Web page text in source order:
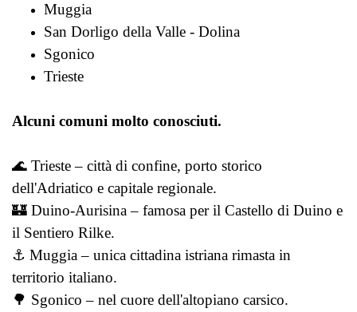
Muggia
San Dorligo della Valle - Dolina
Sgonico
Trieste
Alcuni comuni molto conosciuti.
🌊 Trieste – città di confine, porto storico
dell'Adriatico e capitale regionale.
🏰 Duino-Aurisina – famosa per il Castello di Duino e
il Sentiero Rilke.
⚓ Muggia – unica cittadina istriana rimasta in
territorio italiano.
🌳 Sgonico – nel cuore dell'altopiano carsico.